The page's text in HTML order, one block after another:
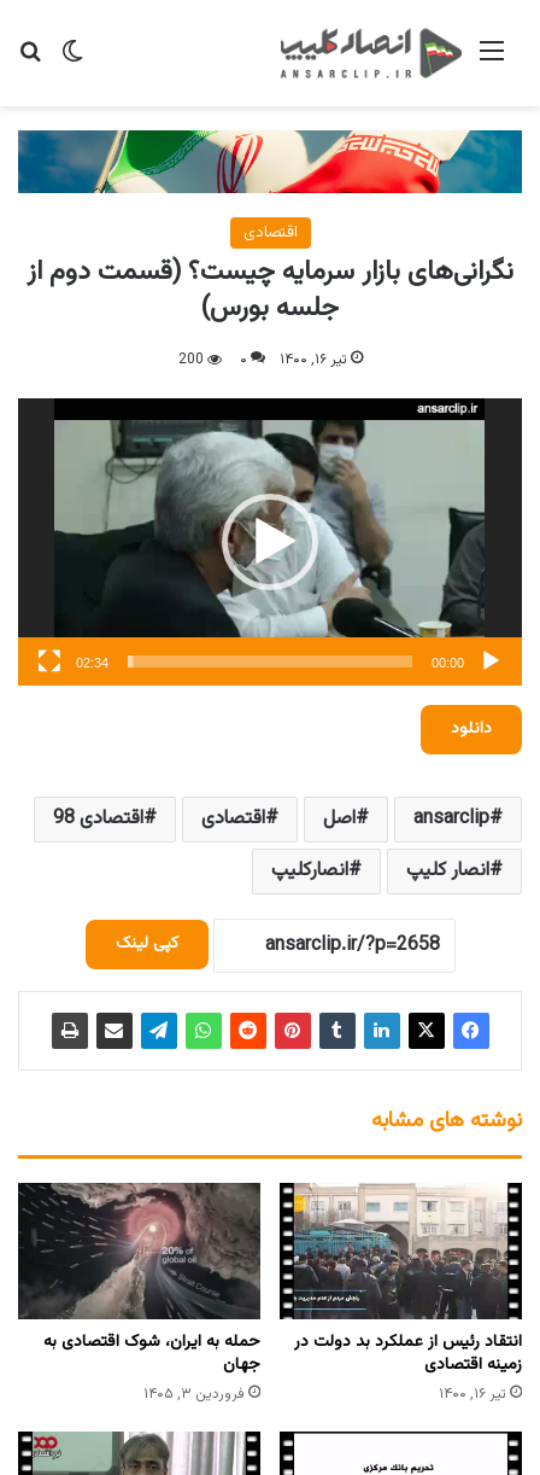
تغییر منو
اقتصادی
نگرانی‌های بازار سرمایه چیست؟ (قسمت دوم از
جلسه بورس)
تیر ۱۶, ۱۴۰۰ ۰ 200
نمایشگر
00:00
02:34
دانلود
ansarclip اصل اقتصادی
اقتصادی 98
انصار کلیپ
انصارکلیپ
کپی لینک
نوشته های مشابه
انتقاد رئیس از عملکرد بد دولت در
زمینه اقتصادی
تیر ۱۶, ۱۴۰۰
حمله به ایران، شوک اقتصادی به
جهان
فروردین ۳, ۱۴۰۵